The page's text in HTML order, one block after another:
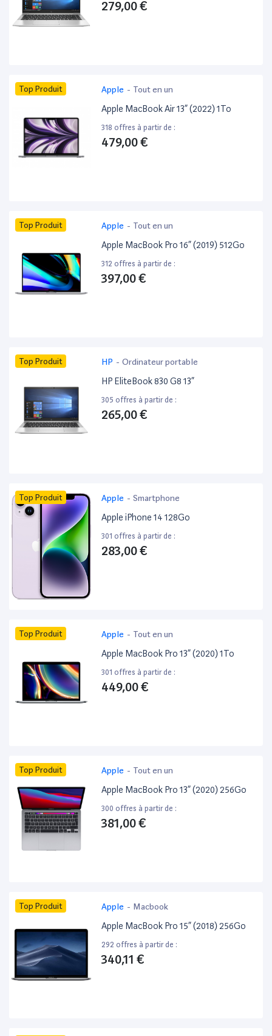
279,00 €
Top Produit Apple - Tout en un
Apple MacBook Air 13” (2022) 1To
318 offres à partir de :
479,00 €
Top Produit Apple - Tout en un
Apple MacBook Pro 16” (2019) 512Go
312 offres à partir de :
397,00 €
Top Produit HP - Ordinateur portable
HP EliteBook 830 G8 13”
305 offres à partir de :
265,00 €
Top Produit Apple - Smartphone
Apple iPhone 14 128Go
301 offres à partir de :
283,00 €
Top Produit Apple - Tout en un
Apple MacBook Pro 13” (2020) 1To
301 offres à partir de :
449,00 €
Top Produit Apple - Tout en un
Apple MacBook Pro 13” (2020) 256Go
300 offres à partir de :
381,00 €
Top Produit Apple - Macbook
Apple MacBook Pro 15” (2018) 256Go
292 offres à partir de :
340,11 €